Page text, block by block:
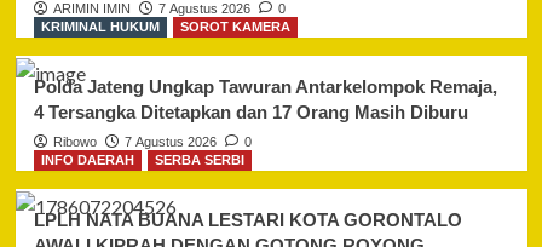
ARIMIN IMIN 7 Agustus 2026
0
KRIMINAL HUKUM
SOROT KAMERA
Polda Jateng Ungkap Tawuran Antarkelompok Remaja,
4 Tersangka Ditetapkan dan 17 Orang Masih Diburu
Ribowo 7 Agustus 2026
0
INFO DAERAH
SERBA SERBI
LPLH NATA BUANA LESTARI KOTA GORONTALO